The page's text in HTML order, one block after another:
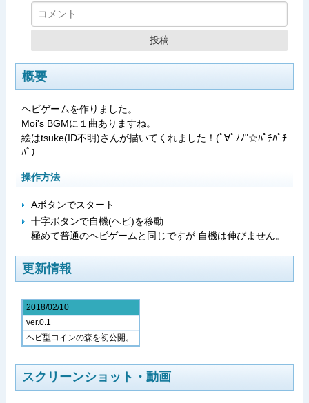
概要
ヘビゲームを作りました。
Moi's BGMに１曲ありますね。
絵はtsuke(ID不明)さんが描いてくれました！(ﾟ∀ﾟﾉﾉ"☆ﾊﾟﾁﾊﾟﾁ
ﾊﾟﾁ
操作方法
Aボタンでスタート
十字ボタンで自機(ヘビ)を移動
極めて普通のヘビゲームと同じですが 自機は伸びません。
更新情報
2018/02/10
ver.0.1
ヘビ型コインの森を初公開。
スクリーンショット・動画